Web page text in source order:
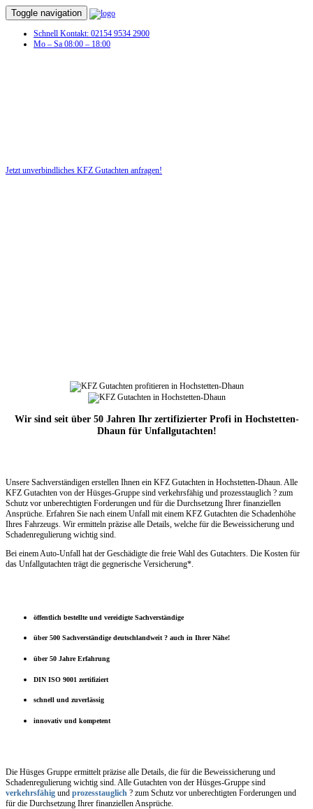
Toggle navigation
Schnell Kontakt: 02154 9534 2900
Mo – Sa 08:00 – 18:00
Jetzt unverbindliches KFZ Gutachten anfragen!
Wir sind seit über 50 Jahren Ihr zertifizierter Profi in Hochstetten-
Dhaun für Unfallgutachten!
Unsere Sachverständigen erstellen Ihnen ein KFZ Gutachten in Hochstetten-Dhaun. Alle
KFZ Gutachten von der Hüsges-Gruppe sind verkehrsfähig und prozesstauglich ? zum
Schutz vor unberechtigten Forderungen und für die Durchsetzung Ihrer finanziellen
Ansprüche. Erfahren Sie nach einem Unfall mit einem KFZ Gutachten die Schadenhöhe
Ihres Fahrzeugs. Wir ermitteln präzise alle Details, welche für die Beweissicherung und
Schadenregulierung wichtig sind.
Bei einem Auto-Unfall hat der Geschädigte die freie Wahl des Gutachters. Die Kosten für
das Unfallgutachten trägt die gegnerische Versicherung*.
öffentlich bestellte und vereidigte Sachverständige
über 500 Sachverständige deutschlandweit ? auch in Ihrer Nähe!
über 50 Jahre Erfahrung
DIN ISO 9001 zertifiziert
schnell und zuverlässig
innovativ und kompetent
Die Hüsges Gruppe ermittelt präzise alle Details, die für die Beweissicherung und
Schadenregulierung wichtig sind. Alle Gutachten von der Hüsges-Gruppe sind
verkehrsfähig und prozesstauglich ? zum Schutz vor unberechtigten Forderungen und
für die Durchsetzung Ihrer finanziellen Ansprüche.